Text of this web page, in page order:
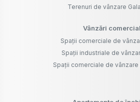
Terenuri de vânzare
Vânzări comercial
Spații comerciale de
Spații industriale de
Spații comerciale de vânzare